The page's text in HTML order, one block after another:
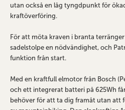
utan också en låg tyngdpunkt för
kraftöverföring.
För att möta kraven i branta
sadelstolpe en nödvändighet, och
funktion från start.
Med en kraftfull elmotor från Bosch
och ett integrerat batteri på 625Wh
behöver för att ta dig framåt utan att